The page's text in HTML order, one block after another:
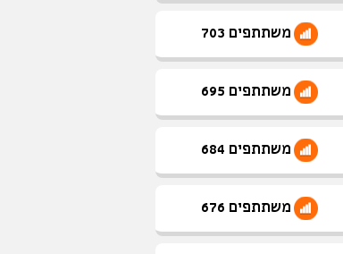
משתתפים 703
משתתפים 695
משתתפים 684
משתתפים 676